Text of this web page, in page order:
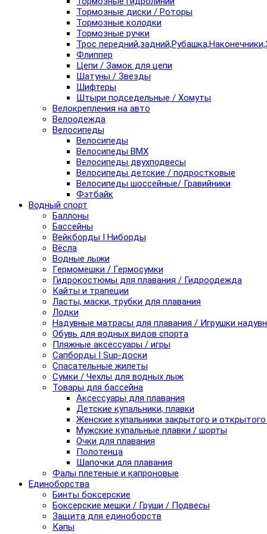
Тормозные диски / Роторы
Тормозные колодки
Тормозные ручки
Трос
Флиппер
Цепи / Замок для цепи
Шатуны / Звезды
Шифтеры
Штыри подседельные / Хомуты
Велокрепления на авто
Велоодежда
Велосипеды
Велосипеды
Велосипеды BMX
Велосипеды двухподвесы
Велосипеды детские / подростковые
Велосипеды шоссейные/ Гравийники
Фэтбайк
Водный спорт
Баллоны
Бассейны
Вейкборды I Ниборды
Вёсла
Водные лыжи
Гермомешки / Гермосумки
Гидрокостюмы для плавания / Гидроодежда
Кайты и трапеции
Ласты, маски, трубки для плавания
Лодки
Надувные матрасы для плавания / Игрушки
Обувь для водных видов спорта
Пляжные аксессуары / игры
Сапборды I Sup-доски
Спасательные жилеты
Сумки / Чехлы для водных лыж
Товары для бассейна
Аксессуары для плавания
Детские купальники, плавки
Женские купальники закрытого и
Мужские купальные плавки / шорты
Очки для плавания
Полотенца
Шапочки для плавания
Фалы плетеные и капроновые
Единоборства
Бинты боксерские
Боксерские мешки / Груши / Подвесы
Защита для единоборств
Капы